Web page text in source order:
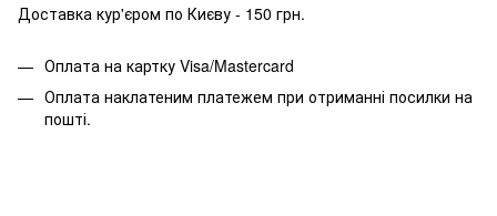
Доставка кур'єром по Києву - 150 грн.
Оплата на картку Visa/Mastercard
Оплата наклатеним платежем при отриманні посилки на
пошті.